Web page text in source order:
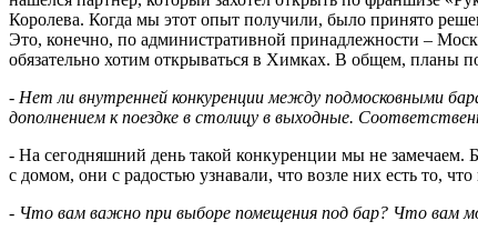
Королева. Когда мы этот опыт получили, было принято
Это, конечно, по административной принадлежности –
обязательно хотим открываться в Химках. В общем, планы
- Нет ли внутренней конкуренции между подмосковными
дополнением к поездке в столицу в выходные.
- На сегодняшний день такой конкуренции мы не замечаем.
с домом, они с радостью узнавали, что возле них есть то,
- Что вам важно при выборе помещения под бар? Что вам